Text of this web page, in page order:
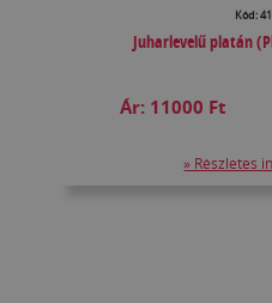
Kód:
Juharlevelű platán
Ár: 11000 Ft
» Részletes